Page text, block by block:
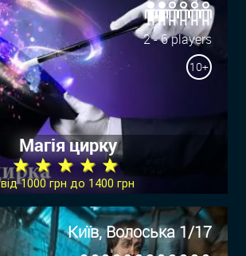
2 - 6 players
10+
Магія цирку
★ ★ ★ ★ ★
від 1000 грн до 1400 грн
Київ, Волоська 1/17